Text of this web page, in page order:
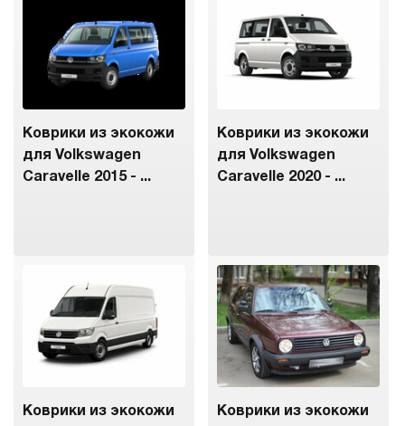
Коврики из экокожи
для Volkswagen
Caravelle 2015 - ...
Коврики из экокожи
для Volkswagen
Caravelle 2020 - ...
Коврики из экокожи
Коврики из экокожи